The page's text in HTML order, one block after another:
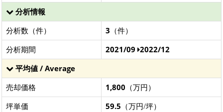
分析情報
分析数（件）
3 （件）
分析期間
2021/09 2022/12
平均値 / Average
売却価格
1,800 （万円）
坪単価
59.5 （万円/坪）